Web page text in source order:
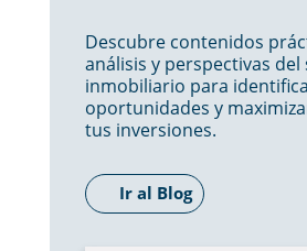
Descubre contenidos
análisis y perspectivas del
inmobiliario para
oportunidades y
tus inversiones.
Ir al Blog